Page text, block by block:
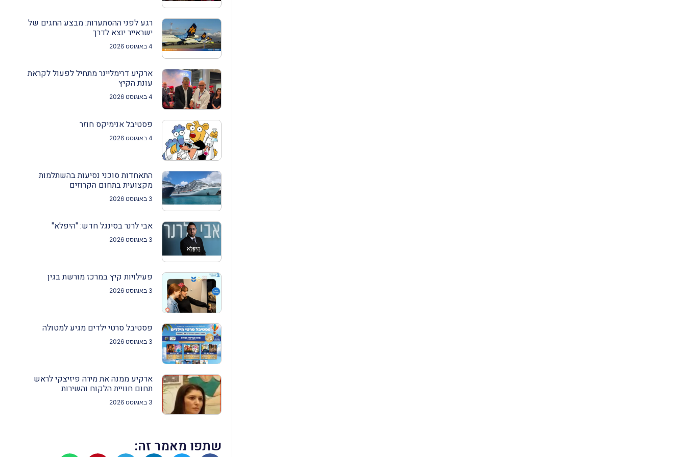
רגע לפני ההסתערות: מבצע החגים של
ישראייר יוצא לדרך
4 באוגוסט 2026
ארקיע דרימליינר מתחיל לפעול לקראת
עונת הקיץ
4 באוגוסט 2026
פסטיבל אנימיקס חוזר
4 באוגוסט 2026
התאחדות סוכני נסיעות בהשתלמות
מקצועית בתחום הקרוזים
3 באוגוסט 2026
אבי לרנר בסינגל חדש: "היפלא"
3 באוגוסט 2026
פעילויות קיץ במרכז מורשת בגין
3 באוגוסט 2026
פסטיבל סרטי ילדים מגיע למטולה
3 באוגוסט 2026
ארקיע ממנה את מירה פיזיצקי לראש
תחום חוויית הלקוח והשירות
3 באוגוסט 2026
שתפו מאמר זה: